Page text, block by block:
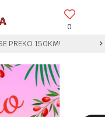
0
PREKO 150KM!